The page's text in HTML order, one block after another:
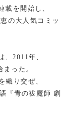
載を開始し、
の大人気コミッ
、2011年、
った。
織り交ぜ、
『青の祓魔師 劇